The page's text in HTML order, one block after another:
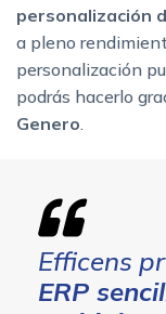
personalización
a pleno
personalización
podrás hacerlo
Genero
Efficens
ERP